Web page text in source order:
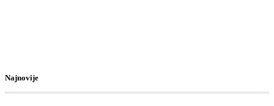
Najnovije